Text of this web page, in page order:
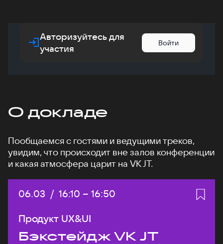
Авторизуйтесь для
участия
Войти
О докладе
Пообщаемся с гостями и ведущими треков,
увидим, что происходит вне залов конференции
и какая атмосфера царит на VK JT.
Дата:
06.03 / Начало:
16:10 – Конец:
16:50
Продукт UX&UI
Бэкстейдж VK JT